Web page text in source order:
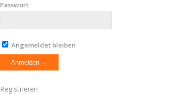
Passwort
Angemeldet bleiben
Registrieren